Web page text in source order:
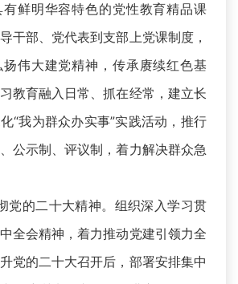
鲜明华容特色的党性教育精品课
干部、党代表到支部上党课制度，
伟大建党精神，传承赓续红色基
教育融入日常、抓在经常，建立长
“我为群众办实事”实践活动，推行
公示制、评议制，着力解决群众急
党的二十大精神。组织深入学习贯
全会精神，着力推动党建引领力全
党的二十大召开后，部署安排集中